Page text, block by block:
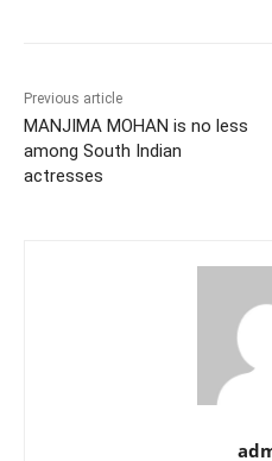
Previous article
MANJIMA MOHAN is no less
among South Indian
actresses